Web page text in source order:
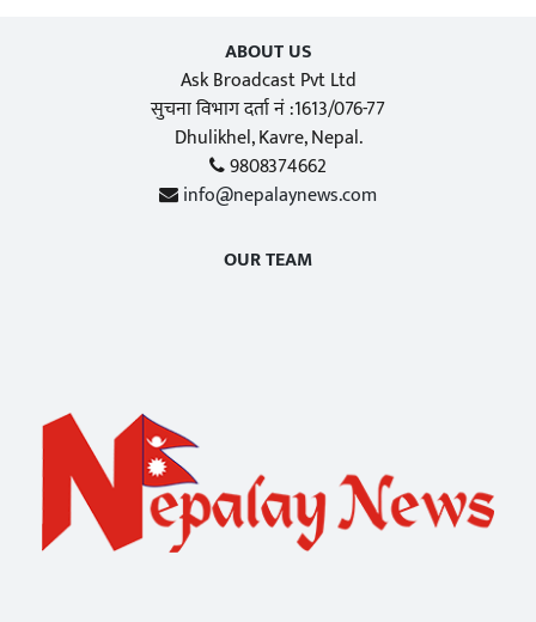
ABOUT US
Ask Broadcast Pvt Ltd
सुचना विभाग दर्ता नं :1613/076-77
Dhulikhel, Kavre, Nepal.
9808374662
info@nepalaynews.com
OUR TEAM